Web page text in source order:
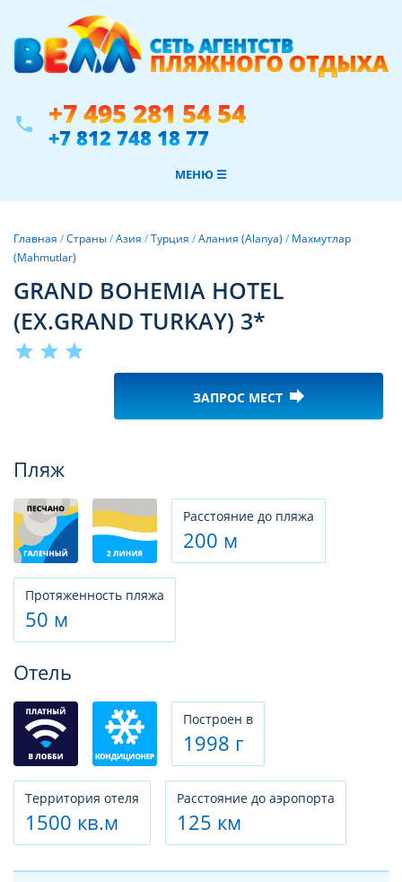
phone +7 495 281 54 54
+7 812 748 18 77
МЕНЮ ☰
Главная /Страны/Азия /Турция /Алания (Alanya) / Махмутлар
(Mahmutlar)
GRAND BOHEMIA HOTEL
(EX.GRAND TURKAY) 3*
star star star
ЗАПРОС МЕСТ forward
Пляж
Расстояние до пляжа
200 м
Протяженность пляжа
50 м
Отель
Построен в
1998 г
Территория отеля
1500 кв.м
Расстояние до аэропорта
125 км